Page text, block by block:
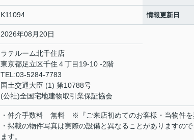
K11094 情報更新日
2026年08月20日
ラテルーム北千住店
東京都足立区千住４丁目19-10 -2階
TEL:03-5284-7783
国土交通大臣 (1) 第10788号
(公社)全国宅地建物取引業保証協会
・仲介手数料 無料 ※『ご来店初めてのお客様・当物件を
・掲載の物件写真は実際の設備と異なることがありますの
ます。